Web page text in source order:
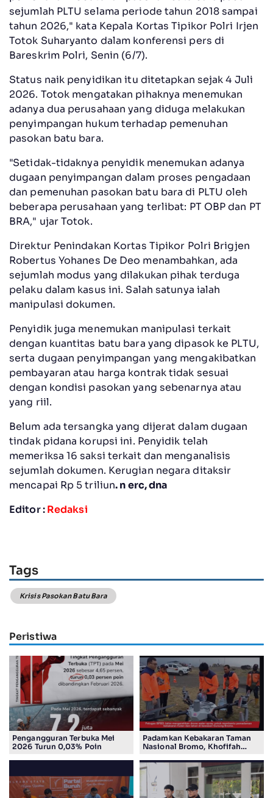
sejumlah PLTU selama periode tahun 2018 sampai
tahun 2026," kata Kepala Kortas Tipikor Polri Irjen
Totok Suharyanto dalam konferensi pers di
Bareskrim Polri, Senin (6/7).
Status naik penyidikan itu ditetapkan sejak 4 Juli
2026. Totok mengatakan pihaknya menemukan
adanya dua perusahaan yang diduga melakukan
penyimpangan hukum terhadap pemenuhan
pasokan batu bara.
"Setidak-tidaknya penyidik menemukan adanya
dugaan penyimpangan dalam proses pengadaan
dan pemenuhan pasokan batu bara di PLTU oleh
beberapa perusahaan yang terlibat: PT OBP dan PT
BRA," ujar Totok.
Direktur Penindakan Kortas Tipikor Polri Brigjen
Robertus Yohanes De Deo menambahkan, ada
sejumlah modus yang dilakukan pihak terduga
pelaku dalam kasus ini. Salah satunya ialah
manipulasi dokumen.
Penyidik juga menemukan manipulasi terkait
dengan kuantitas batu bara yang dipasok ke PLTU,
serta dugaan penyimpangan yang mengakibatkan
pembayaran atau harga kontrak tidak sesuai
dengan kondisi pasokan yang sebenarnya atau
yang riil.
Belum ada tersangka yang dijerat dalam dugaan
tindak pidana korupsi ini. Penyidik telah
memeriksa 16 saksi terkait dan menganalisis
sejumlah dokumen. Kerugian negara ditaksir
mencapai Rp 5 triliun. n erc, dna
Editor :Redaksi
Tags
Krisis Pasokan Batu Bara
Peristiwa
Pengangguran Terbuka Mei
2026 Turun 0,03% Poin
Padamkan Kebakaran Taman
Nasional Bromo, Khofifah